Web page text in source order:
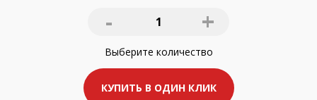
- 1 +
Выберите количество
КУПИТЬ В ОДИН КЛИК